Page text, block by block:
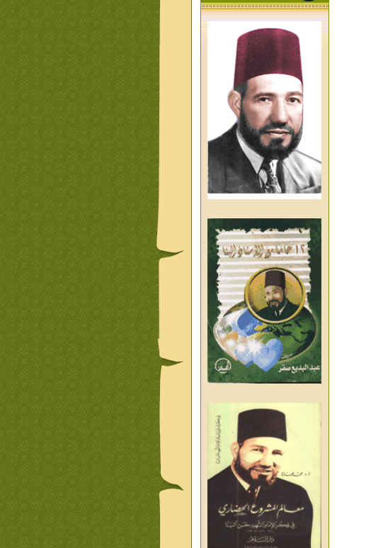
حكايات من التراث الجزء الاول
من اعلام الاخوان المسلمين
المعاصرين الجزء الثانى
ديوان شعر الاخوان فى القلب
تاليف الشيخ على متولى
تفاصيل جنازة الشهيد احمد
النيسى وعمر شاهين 1952
جمعه امين ومواقف ساعدت
الامام البنا فى تكوين شخصي
الاستاذ جمعه امين وعبقرية
الامام البنا
الشمائل المحمديه دكتور يحيى
غزب
واليوم والغد
من تراث د احمد العسال
العلمانية
كلمات رمضانية الشيخ عيسى
عبد العليم
قبسات رمضانية الشيخ عيسى
عبد العليم